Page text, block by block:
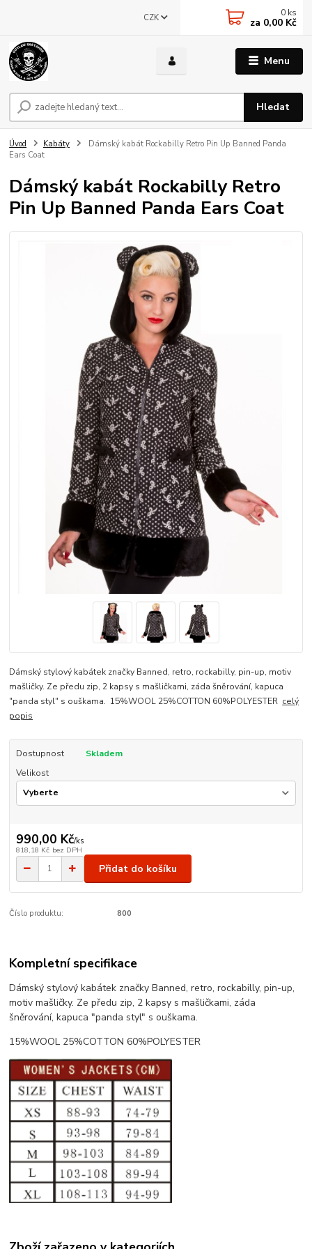
Menu
CZK
Hledat
0 ks
za 0,00 Kč
Úvod Kabáty
Dámský kabát Rockabilly Retro Pin Up Banned Panda
Ears Coat
Dámský kabát Rockabilly Retro
Pin Up Banned Panda Ears Coat
Dámský stylový kabátek značky Banned, retro, rockabilly, pin-up, motiv
mašličky. Ze předu zip, 2 kapsy s mašličkami, záda šněrování, kapuca
"panda styl" s ouškama. 15%WOOL 25%COTTON 60%POLYESTER celý
popis
Dostupnost
Skladem
Velikost
990,00 Kč/ks
818,18 Kč bez DPH
Přidat do košíku
Číslo produktu: 800
Kompletní specifikace
Dámský stylový kabátek značky Banned, retro, rockabilly, pin-up,
motiv mašličky. Ze předu zip, 2 kapsy s mašličkami, záda
šněrování, kapuca "panda styl" s ouškama.
15%WOOL 25%COTTON 60%POLYESTER